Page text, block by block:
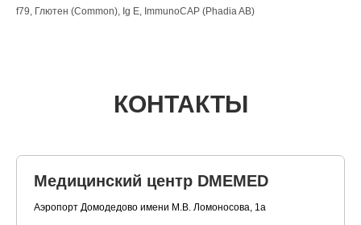
f79, Глютен (Common), Ig E, ImmunoCAP (Phadia AB)
КОНТАКТЫ
Медицинский центр DMEMED
Аэропорт Домодедово имени М.В. Ломоносова, 1а